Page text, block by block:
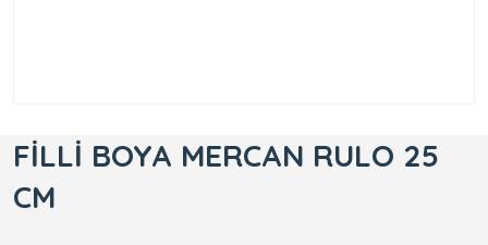
FİLLİ BOYA MERCAN RULO 25
CM